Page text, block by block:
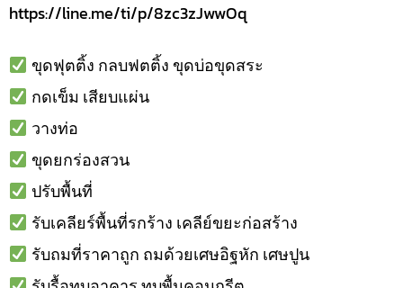
https://line.me/ti/p/8zc3zJwwOq
ขุดฟุตติ้ง กลบฟตติ้ง ขุดบ่อขุดสระ
กดเข็ม เสียบแผ่น
วางท่อ
ขุดยกร่องสวน
ปรับพื้นที่
รับเคลียร์พื้นที่รกร้าง เคลีย์ขยะก่อสร้าง
รับถมที่ราคาถูก ถมด้วยเศษอิฐหัก เศษปูน